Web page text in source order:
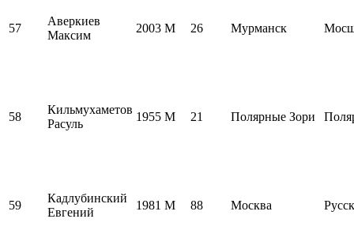
57
Аверкиев
Максим
2003 M 26 Мурманск
58
Кильмухаметов
Расуль
1955 M 21 Полярные Зори
59
Кадлубинский
Евгений
1981 M 88 Москва